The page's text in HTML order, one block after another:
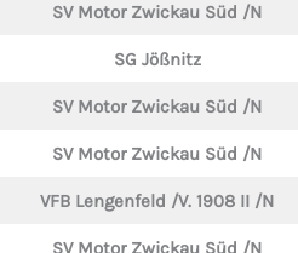
SV Motor Zwickau Süd /N
SG Jößnitz
SV Motor Zwickau Süd /N
SV Motor Zwickau Süd /N
VFB Lengenfeld /V. 1908 II /N
SV Motor Zwickau Süd /N